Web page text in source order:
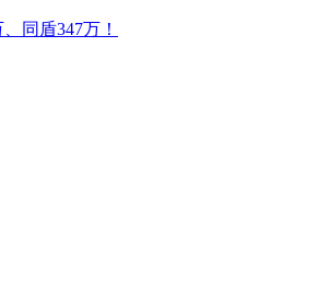
同盾347万！